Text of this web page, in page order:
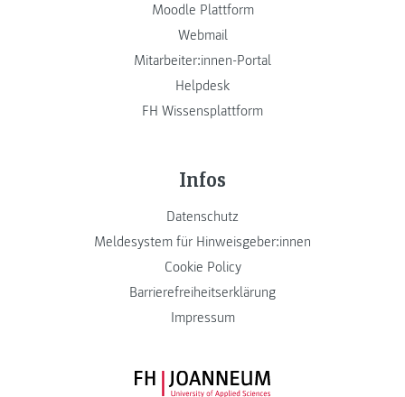
Moodle Plattform
Webmail
Mitarbeiter:innen-Portal
Helpdesk
FH Wissensplattform
Infos
Datenschutz
Meldesystem für Hinweisgeber:innen
Cookie Policy
Barrierefreiheitserklärung
Impressum
FH JOANNEUM Logo